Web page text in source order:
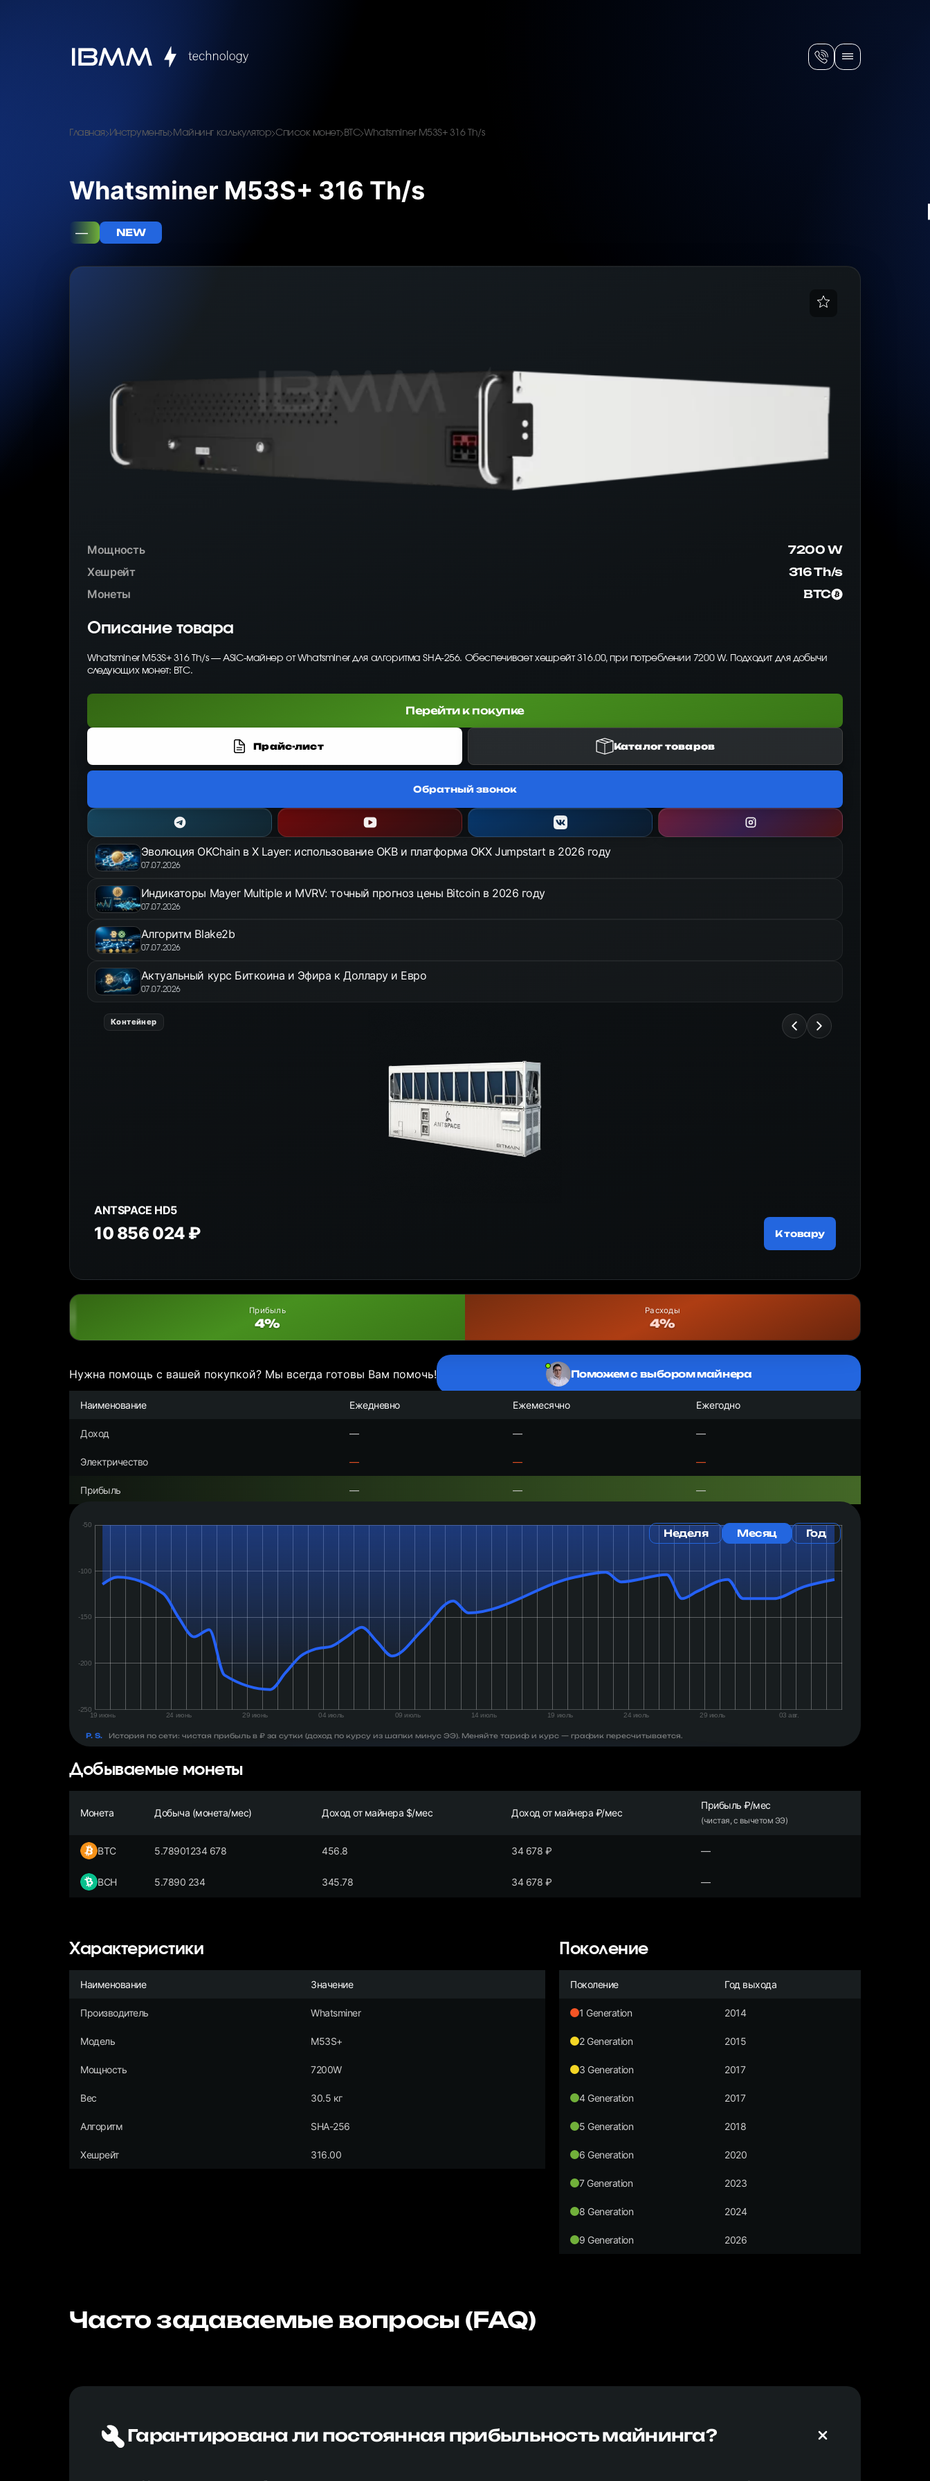
Главная Инструменты Майнинг калькулятор Список монет BTC Whatsminer M53S+ 316 Th/s
Whatsminer M53S+ 316 Th/s
— NEW
Мощность
7200 W
Хешрейт
316 Th/s
Монеты
BTC
Описание товара
Whatsminer M53S+ 316 Th/s — ASIC-майнер от Whatsminer для алгоритма SHA-256. Обеспечивает хешрейт 316.00, при потреблении 7200 W. Подходит для добычи
следующих монет: BTC.
Перейти к покупке
Прайс-лист Каталог товаров
Обратный звонок
Эволюция OKChain в X Layer: использование OKB и платформа OKX Jumpstart в 2026 году
07.07.2026
Индикаторы Mayer Multiple и MVRV: точный прогноз цены Bitcoin в 2026 году
07.07.2026
Алгоритм Blake2b
07.07.2026
Актуальный курс Биткоина и Эфира к Доллару и Евро
07.07.2026
Контейнер
ANTSPACE HD5
10 856 024 ₽ К товару
Прибыль
4%
Расходы
4%
Нужна помощь с вашей покупкой? Мы всегда готовы Вам помочь! Поможем с выбором майнера
Наименование Ежедневно Ежемесячно Ежегодно
Доход — — —
Электричество — — —
Прибыль — — —
Дата:
Неделя Месяц Год
P. S. История по сети: чистая прибыль в ₽ за сутки (доход по курсу из шапки минус ЭЭ). Меняйте тариф и курс — график пересчитывается.
Добываемые монеты
Монета Добыча (монета/мес) Доход от майнера $/мес Доход от майнера ₽/мес
Прибыль ₽/мес
(чистая, с вычетом ЭЭ)
BTC 5.78901234 678 456.8 34 678 ₽ —
BCH 5.7890 234 345.78 34 678 ₽ —
Характеристики
Наименование Значение
Производитель Whatsminer
Модель M53S+
Мощность 7200W
Вес 30.5 кг
Алгоритм SHA-256
Хешрейт 316.00
Поколение
Поколение Год выхода
1 Generation 2014
2 Generation 2015
3 Generation 2017
4 Generation 2017
5 Generation 2018
6 Generation 2020
7 Generation 2023
8 Generation 2024
9 Generation 2026
Часто задаваемые вопросы (FAQ)
Гарантирована ли постоянная прибыльность майнинга?